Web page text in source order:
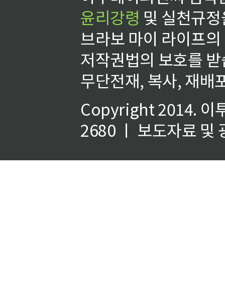
윤리강령 및 실천규
브라보 마이 라이프
저작권법의 보호를
무단전재, 복사, 재배
Copyright 2014. 이
2680 ㅣ 보도자료